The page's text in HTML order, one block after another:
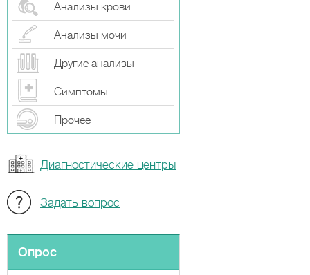
Анализы крови
Анализы мочи
Другие анализы
Симптомы
Прочeе
Диагностические центры
Задать вопрос
Опрос